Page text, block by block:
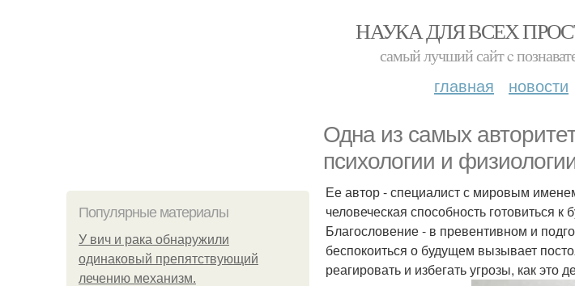
НАУКА ДЛЯ ВСЕХ
самый лучший сайт c
главная новости
Одна из самых
психологии и
Популярные материалы
У вич и рака обнаружили
одинаковый препятствующий
лечению механизм.
Ее автор - специалист с мировым
человеческая способность готовиться
Благословение - в превентивном и
беспокоиться о будущем вызывает
реагировать и избегать угрозы, как это